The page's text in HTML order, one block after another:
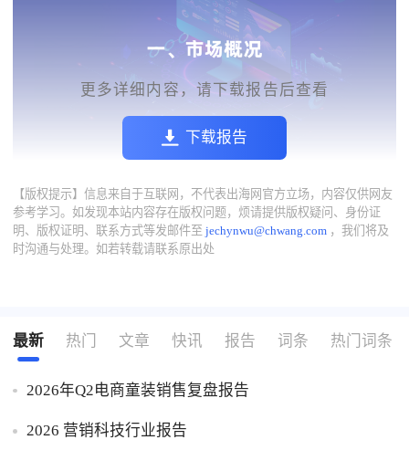
更多详细内容，请下载报告后查看
下载报告
【版权提示】信息来自于互联网，不代表出海网官方立场，内容仅供网友
参考学习。如发现本站内容存在版权问题，烦请提供版权疑问、身份证
明、版权证明、联系方式等发邮件至jechynwu@chwang.com ，我们将及
时沟通与处理。如若转载请联系原出处
最新 热门 文章 快讯 报告 词条 热门词条
2026年Q2电商童装销售复盘报告
2026 营销科技行业报告